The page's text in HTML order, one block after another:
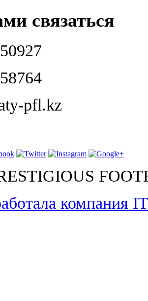
связаться
pfl.kz
компания